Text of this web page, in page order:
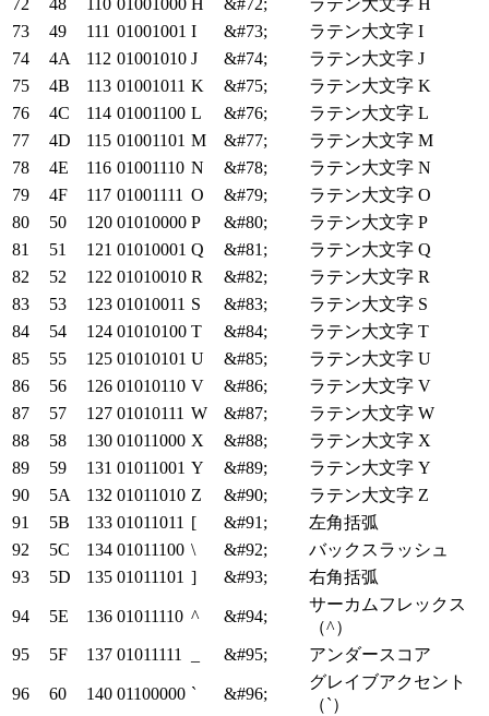
72 48 110 01001000 H &#72;
ラテン大文字 H
73
49 111 01001001 I &#73;
ラテン大文字 I
74
4A 112 01001010 J &#74;
ラテン大文字 J
75
4B 113 01001011 K &#75;
ラテン大文字 K
76
4C 114 01001100 L &#76;
ラテン大文字 L
77
4D 115 01001101 M &#77;
ラテン大文字 M
78
4E 116 01001110 N &#78;
ラテン大文字 N
79
4F 117 01001111 O &#79;
ラテン大文字 O
80
50 120 01010000 P &#80;
ラテン大文字 P
81
51 121 01010001 Q &#81;
ラテン大文字 Q
82
52 122 01010010 R &#82;
ラテン大文字 R
83
53 123 01010011 S &#83;
ラテン大文字 S
84
54 124 01010100 T &#84;
ラテン大文字 T
85
55 125 01010101 U &#85;
ラテン大文字 U
86
56 126 01010110 V &#86;
ラテン大文字 V
87
57 127 01010111 W &#87;
ラテン大文字 W
88
58 130 01011000 X &#88;
ラテン大文字 X
89
59 131 01011001 Y &#89;
ラテン大文字 Y
90
5A 132 01011010 Z &#90;
ラテン大文字 Z
91
5B 133 01011011 [ &#91;
左角括弧
92
5C 134 01011100 \ &#92;
バックスラッシュ
93
5D 135 01011101 ] &#93; 右角括弧
94 5E 136 01011110 ^ &#94;
サーカムフレックス
（^）
95
5F 137 01011111 &#95; アンダースコア
96 60 140 01100000 ` &#96;
グレイブアクセント
（`）